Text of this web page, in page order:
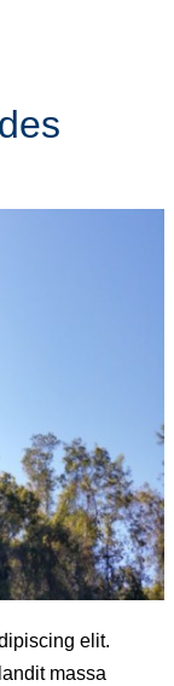
elit.
massa